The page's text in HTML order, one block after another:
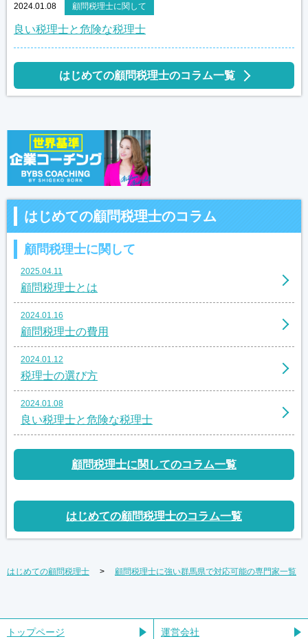
2024.01.08 顧問税理士に関して
良い税理士と危険な税理士
はじめての顧問税理士のコラム一覧
はじめての顧問税理士のコラム
顧問税理士に関して
2025.04.11
顧問税理士とは
2024.01.16
顧問税理士の費用
2024.01.12
税理士の選び方
2024.01.08
良い税理士と危険な税理士
顧問税理士に関してのコラム一覧
はじめての顧問税理士のコラム一覧
はじめての顧問税理士 顧問税理士に強い群馬県で対応可能の専門家一覧
トップページ 運営会社